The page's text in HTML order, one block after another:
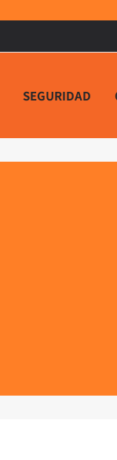
SEGURIDAD